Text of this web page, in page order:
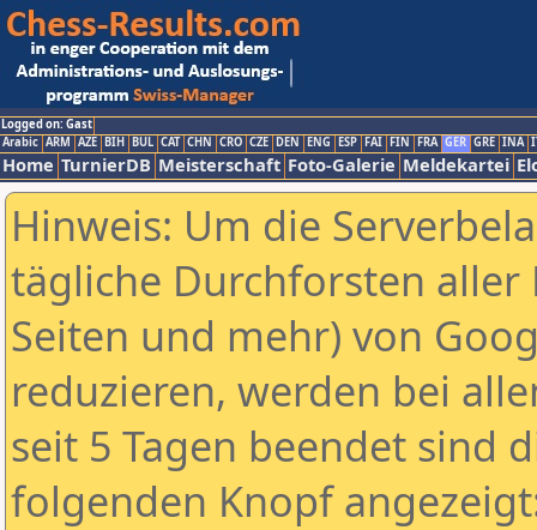
Logged on: Gast
Arabic ARM AZE BIH BUL CAT CHN CRO CZE DEN ENG ESP FAI FIN FRA GER GRE INA
Home TurnierDB Meisterschaft Foto-Galerie Meldekartei
Hinweis: Um die
tägliche Durchforsten aller
Seiten und mehr) von
reduzieren, werden bei
seit 5 Tagen beendet sind
folgenden Knopf